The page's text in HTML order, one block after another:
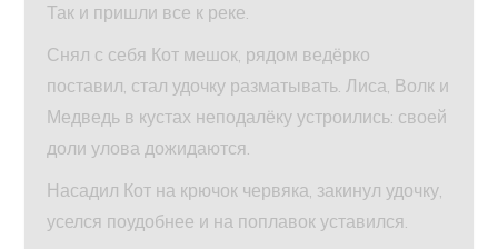
Так и пришли все к реке.
Снял с себя Кот мешок, рядом ведёрко
поставил, стал удочку разматывать. Лиса, Волк и
Медведь в кустах неподалёку устроились: своей
доли улова дожидаются.
Насадил Кот на крючок червяка, закинул удочку,
уселся поудобнее и на поплавок уставился.